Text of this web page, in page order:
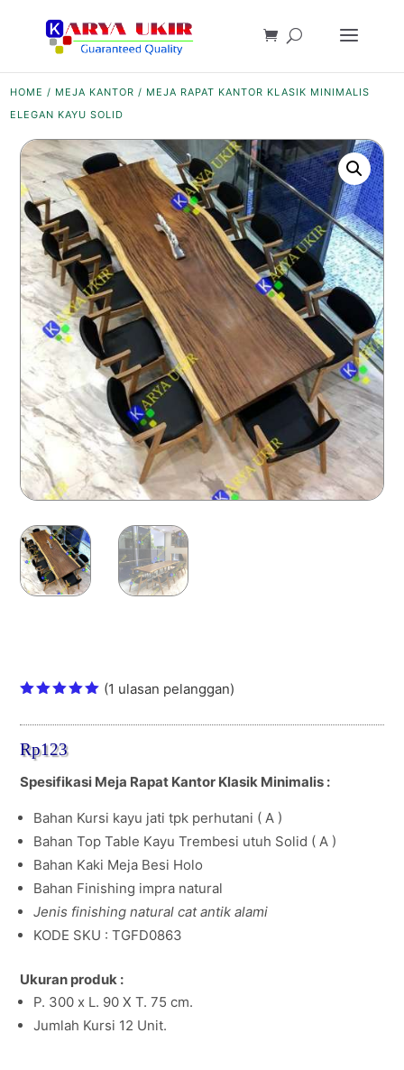
HOME / MEJA KANTOR / MEJA RAPAT KANTOR KLASIK MINIMALIS
ELEGAN KAYU SOLID
berdasark
an
penilaian
pelanggan
(1 ulasan pelanggan)
Rp123
Spesifikasi Meja Rapat Kantor Klasik Minimalis :
Bahan Kursi kayu jati tpk perhutani ( A )
Bahan Top Table Kayu Trembesi utuh Solid ( A )
Bahan Kaki Meja Besi Holo
Bahan Finishing impra natural
Jenis finishing natural cat antik alami
KODE SKU : TGFD0863
Ukuran produk :
P. 300 x L. 90 X T. 75 cm.
Jumlah Kursi 12 Unit.